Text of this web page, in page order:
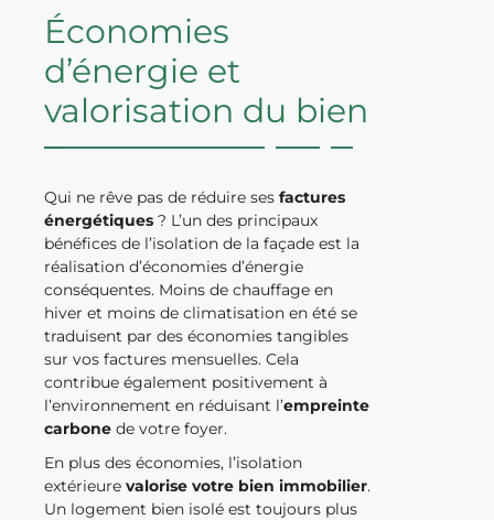
Économies
d’énergie et
valorisation du bien
Qui ne rêve pas de réduire ses factures
énergétiques ? L’un des principaux
bénéfices de l’isolation de la façade est la
réalisation d’économies d’énergie
conséquentes. Moins de chauffage en
hiver et moins de climatisation en été se
traduisent par des économies tangibles
sur vos factures mensuelles. Cela
contribue également positivement à
l’environnement en réduisant l’empreinte
carbone de votre foyer.
En plus des économies, l’isolation
extérieure valorise votre bien immobilier.
Un logement bien isolé est toujours plus